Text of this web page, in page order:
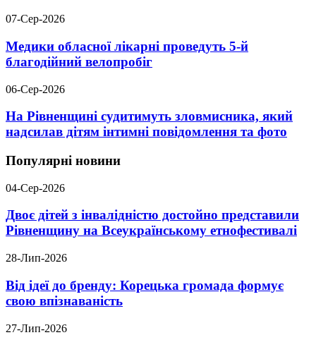
07-Сер-2026
Медики обласної лікарні проведуть 5-й
благодійний велопробіг
06-Сер-2026
На Рівненщині судитимуть зловмисника, який
надсилав дітям інтимні повідомлення та фото
Популярні новини
04-Сер-2026
Двоє дітей з інвалідністю достойно представили
Рівненщину на Всеукраїнському етнофестивалі
28-Лип-2026
Від ідеї до бренду: Корецька громада формує
свою впізнаваність
27-Лип-2026